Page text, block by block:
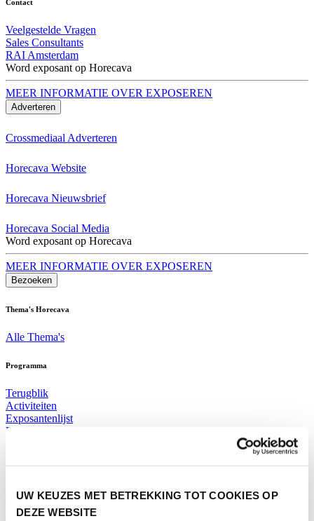
UW KEUZES MET BETREKKING TOT COOKIES OP
DEZE WEBSITE
Contact
Veelgestelde Vragen
Sales Consultants
RAI Amsterdam
Word exposant op Horecava
MEER INFORMATIE OVER EXPOSEREN
Adverteren
Crossmediaal Adverteren
Horecava Website
Horecava Nieuwsbrief
Horecava Social Media
Word exposant op Horecava
MEER INFORMATIE OVER EXPOSEREN
Bezoeken
Thema's Horecava
Alle Thema's
Programma
Terugblik
Activiteiten
Exposantenlijst
Plattegrond
Tickets
Bezoekersinformatie